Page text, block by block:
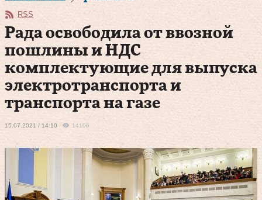
RSS
Рада освободила от ввозной
пошлины и НДС
комплектующие для выпуска
электротранспорта и
транспорта на газе
15.07.2021 / 14:10 14106